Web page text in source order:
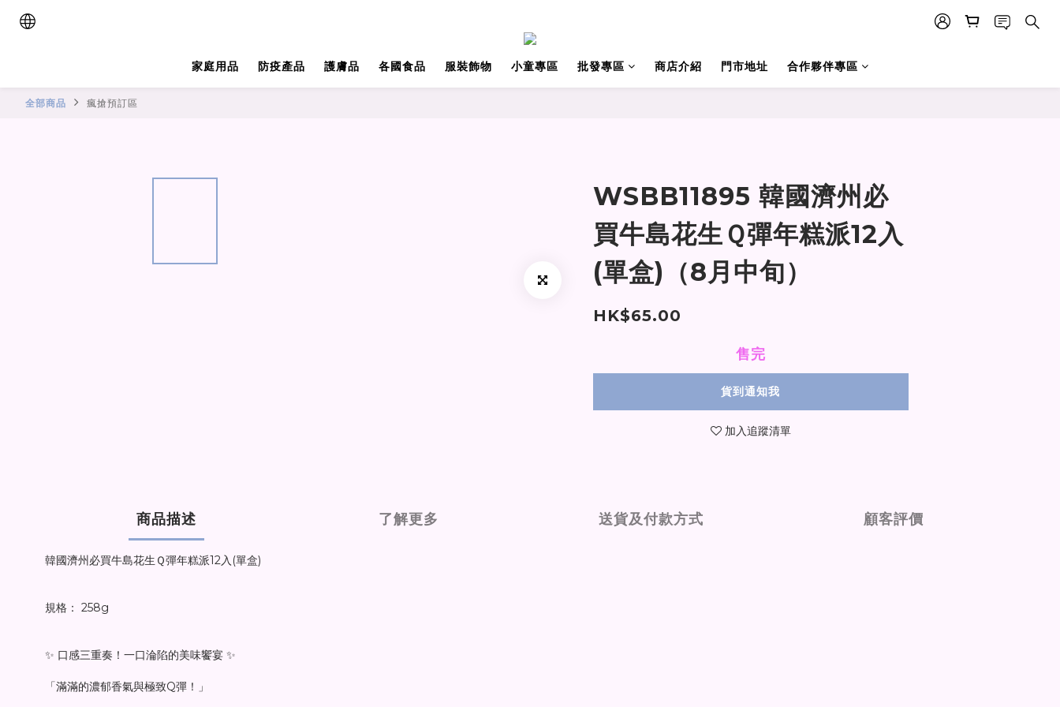
家庭用品 防疫產品 護膚品 各國食品 服裝飾物 小童專區 批發專區 商店介紹 門市地址 合作夥伴專區
全部商品 瘋搶預訂區
WSBB11895 韓國濟州必
買牛島花生Ｑ彈年糕派12入
(單盒)（8月中旬）
HK$65.00
售完
貨到通知我
加入追蹤清單
商品描述 了解更多 送貨及付款方式 顧客評價
韓國濟州必買牛島花生Ｑ彈年糕派12入(單盒)
規格： 258g
✨ 口感三重奏！一口淪陷的美味饗宴 ✨
「滿滿的濃郁香氣與極致Q彈！」